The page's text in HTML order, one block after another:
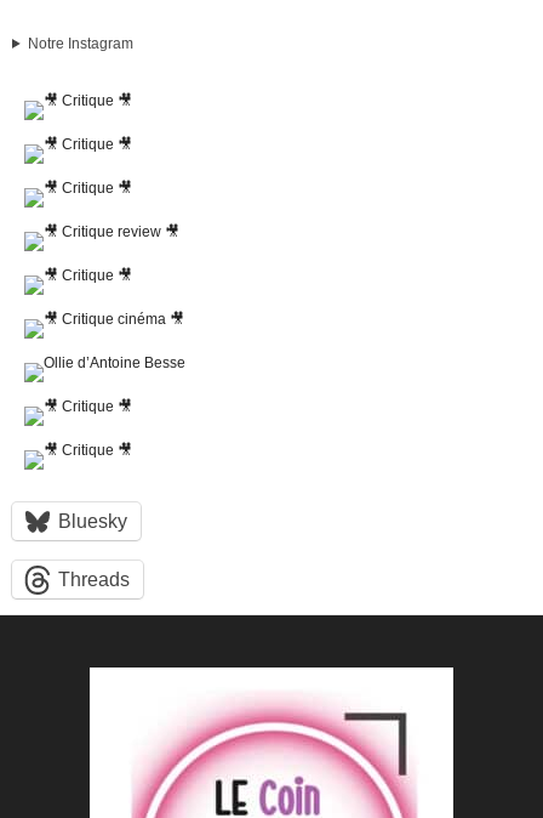
Notre Instagram
Bluesky
Threads